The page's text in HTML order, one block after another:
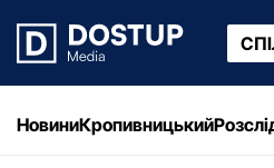
НовиниКропивницький